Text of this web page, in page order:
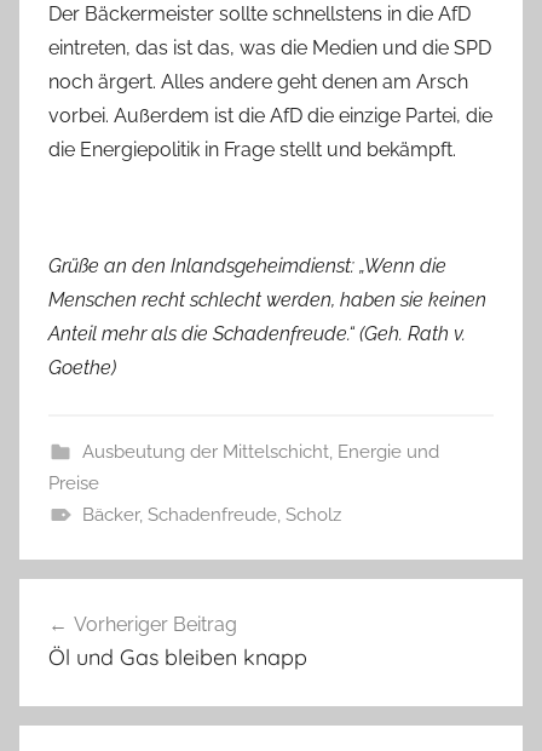
Der Bäckermeister sollte schnellstens in die AfD
eintreten, das ist das, was die Medien und die SPD
noch ärgert. Alles andere geht denen am Arsch
vorbei. Außerdem ist die AfD die einzige Partei, die
die Energiepolitik in Frage stellt und bekämpft.
Grüße an den Inlandsgeheimdienst: „Wenn die
Menschen recht schlecht werden, haben sie keinen
Anteil mehr als die Schadenfreude.“ (Geh. Rath v.
Goethe)
Ausbeutung der Mittelschicht, Energie und
Preise
Bäcker, Schadenfreude, Scholz
Vorheriger Beitrag
Öl und Gas bleiben knapp